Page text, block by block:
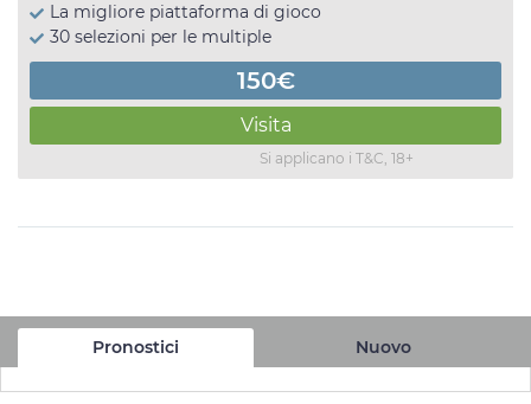
La migliore piattaforma di gioco
30 selezioni per le multiple
150€
Visita
Si applicano i T&C, 18+
Pronostici Nuovo